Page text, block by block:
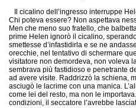
Il cicalino dell’ingresso interruppe
Chi poteva essere? Non aspettava
Men che meno suo fratello, che
prime Helen ignorò il cicalino,
smettesse d’infastidirla e se ne
orecchie, nel tentativo di schermare
visitatore non demordeva, non voleva
sembrava più fastidioso e penetrante
ad avere visite. Raddrizzò la schiena,
asciugò le lacrime con una manica.
come lei del resto, ma non le
condizioni, il seccatore l’avrebbe